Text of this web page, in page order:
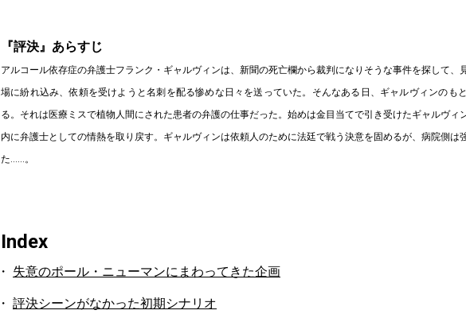
『評決』あらすじ
アルコール依存症の弁護士フランク・ギャルヴィンは、新聞の死亡欄から裁判になりそうな事件を探して、
場に紛れ込み、依頼を受けようと名刺を配る惨めな日々を送っていた。そんなある日、ギャルヴィンのも
る。それは医療ミスで植物人間にされた患者の弁護の仕事だった。始めは金目当てで引き受けたギャルヴィ
内に弁護士としての情熱を取り戻す。ギャルヴィンは依頼人のために法廷で戦う決意を固めるが、病院側は
た……。
Index
失意のポール・ニューマンにまわってきた企画
評決シーンがなかった初期シナリオ